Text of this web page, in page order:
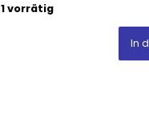
1 vorrätig
In